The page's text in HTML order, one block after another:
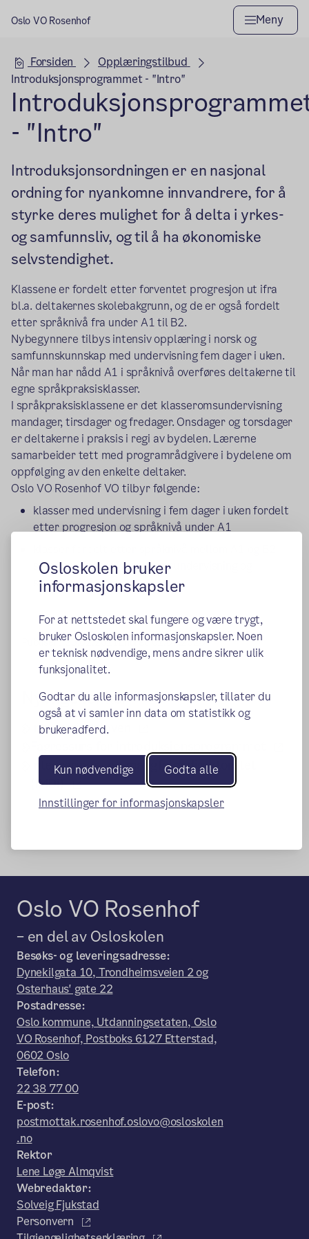
Osloskolen bruker
informasjonskapsler
For at nettstedet skal fungere og være trygt,
bruker Osloskolen informasjonskapsler. Noen
er teknisk nødvendige, mens andre sikrer ulik
funksjonalitet.
Godtar du alle informasjonskapsler, tillater du
også at vi samler inn data om statistikk og
brukeradferd.
Kun nødvendige Godta alle
Innstillinger for informasjonskapsler
Oslo VO Rosenhof Meny
Hovedseksjon
Forsiden
Opplæringstilbud
Introduksjonsprogrammet - "Intro"
- "Intro"
Introduksjonsordningen er en nasjonal
ordning for nyankomne innvandrere, for å
styrke deres mulighet for å delta i yrkes-
og samfunnsliv, og til å ha økonomiske
selvstendighet.
Klassene er fordelt etter forventet progresjon ut ifra
bl.a. deltakernes skolebakgrunn, og de er også fordelt
etter språknivå fra under A1 til B2.
Nybegynnere tilbys intensiv opplæring i norsk og
samfunnskunnskap med undervisning fem dager i uken.
Når man har nådd A1 i språknivå overføres deltakerne til
egne språkpraksisklasser.
I språkpraksisklassene er det klasseromsundervisning
mandager, tirsdager og fredager. Onsdager og torsdager
er deltakerne i praksis i regi av bydelen. Lærerne
samarbeider tett med programrådgivere i bydelene om
oppfølging av den enkelte deltaker.
Oslo VO Rosenhof VO tilbyr følgende:
klasser med undervisning i fem dager i uken fordelt
etter progresjon og språknivå under A1
som kombinerer klasseromsundervisning og
språkpraksis
Publisert:23.02.2021Endret:02.07.2026
Nyttige lenker
Integreringsloven
Integrerings- og mangfoldsdirektoratet
(IMDi)
(ekstern lenke)
Oslo VO Rosenhof
– en del av Osloskolen
Besøks- og leveringsadresse:
Dynekilgata 10, Trondheimsveien 2 og
Osterhaus' gate 22
Postadresse:
Oslo kommune, Utdanningsetaten, Oslo
VO Rosenhof, Postboks 6127 Etterstad,
0602 Oslo
Telefon:
22 38 77 00
E-post:
postmottak.rosenhof.oslovo@osloskolen
.no
Rektor
Lene Løge Almqvist
Webredaktør:
Solveig Fjukstad
Personvern